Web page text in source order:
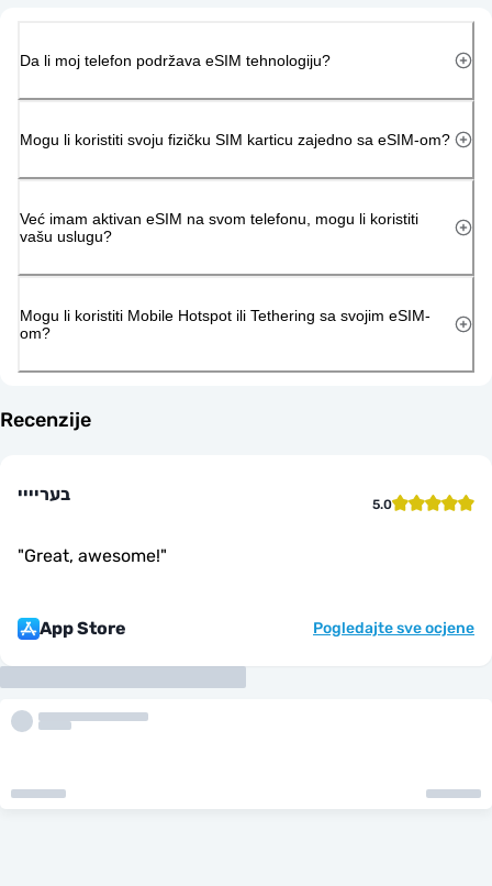
Da li moj telefon podržava eSIM tehnologiju?
Mogu li koristiti svoju fizičku SIM karticu zajedno sa eSIM-om?
Već imam aktivan eSIM na svom telefonu, mogu li koristiti
vašu uslugu?
Mogu li koristiti Mobile Hotspot ili Tethering sa svojim eSIM-
om?
Recenzije
בעריייי 5.0
"Great, awesome!"
App Store Pogledajte sve ocjene